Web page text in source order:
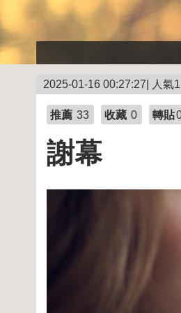
2025-01-16 00:27:27| 人氣
推薦 33 收藏 0 轉貼
謝幕